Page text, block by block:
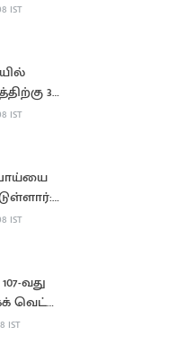
IST
30
நீர்
IST
IST
வது
வெட்டி
IST